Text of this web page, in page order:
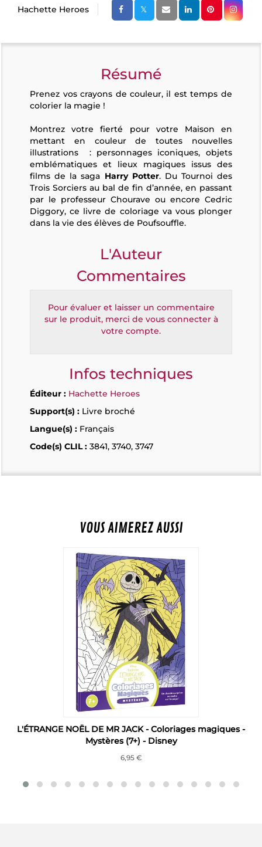
Hachette Heroes
Résumé
Prenez vos crayons de couleur, il est temps de
colorier la magie !
Montrez votre fierté pour votre Maison en
mettant en couleur de toutes nouvelles
illustrations : personnages iconiques, objets
emblématiques et lieux magiques issus des
films de la saga Harry Potter. Du Tournoi des
Trois Sorciers au bal de fin d’année, en passant
par le professeur Chourave ou encore Cedric
Diggory, ce livre de coloriage va vous plonger
dans la vie des élèves de Poufsouffle.
L'Auteur
Commentaires
Pour évaluer et laisser un commentaire
sur le produit, merci de vous connecter à
votre compte.
Infos techniques
Éditeur : Hachette Heroes
Support(s) : Livre broché
Langue(s) : Français
Code(s) CLIL : 3841, 3740, 3747
VOUS AIMEREZ AUSSI
L'ÉTRANGE NOËL DE MR JACK - Coloriages magiques -
Mystères (7+) - Disney
6,95 €